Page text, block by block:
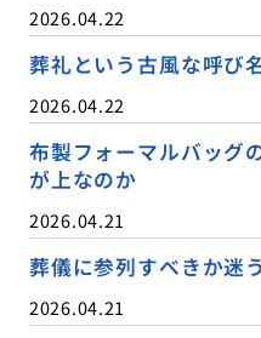
2026.04.22
葬礼という古風な呼び
2026.04.22
布製フォーマルバッグ
が上なのか
2026.04.21
葬儀に参列すべきか迷
2026.04.21